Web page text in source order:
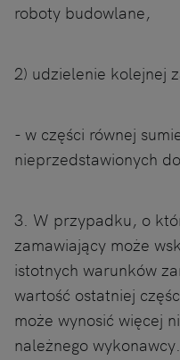
roboty budowlane,
2) udzielenie kolejnej
- w części równej
nieprzedstawionych
3. W przypadku, o
zamawiający może
istotnych warunków
wartość ostatniej
może wynosić więcej
należnego wykonawcy.